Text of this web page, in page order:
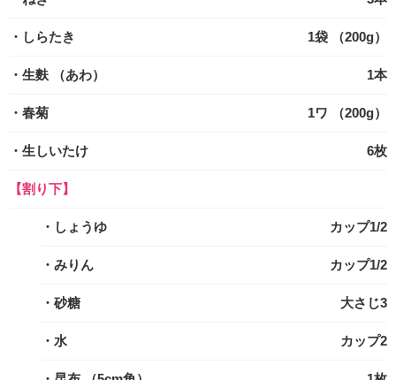
・しらたき 1袋 （200g）
・生麩 （あわ） 1本
・春菊 1ワ （200g）
・生しいたけ 6枚
【割り下】
・しょうゆ カップ1/2
・みりん カップ1/2
・砂糖 大さじ3
・水 カップ2